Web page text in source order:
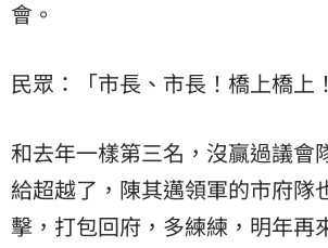
會。
民眾：「市長、市長！橋上橋上
和去年一樣第三名，沒贏過議會
給超越了，陳其邁領軍的市府隊
擊，打包回府，多練練，明年再